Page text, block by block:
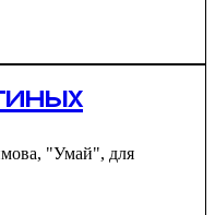
"Умай", для